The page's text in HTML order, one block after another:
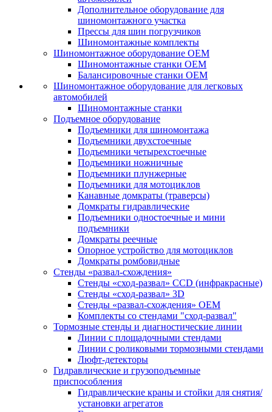
Дополнительное оборудование для
шиномонтажного участка
Прессы для шин погрузчиков
Шиномонтажные комплекты
Шиномонтажное оборудование ОЕМ
Шиномонтажные станки ОЕМ
Балансировочные станки ОЕМ
Шиномонтажное оборудование для легковых
автомобилей
Шиномонтажные станки
Подъемное оборудование
Подъемники для шиномонтажа
Подъемники двухстоечные
Подъемники четырехстоечные
Подъемники ножничные
Подъемники плунжерные
Подъемники для мотоциклов
Канавные домкраты (траверсы)
Домкраты гидравлические
Подъемники одностоечные и мини
подъемники
Домкраты реечные
Опорное устройство для мотоциклов
Домкраты ромбовидные
Стенды «развал-схождения»
Стенды «сход-развал» CCD (инфракрасные)
Стенды «сход-развал» 3D
Стенды «развал-схождения» ОЕМ
Комплекты со стендами "сход-развал"
Тормозные стенды и диагностические линии
Линии с площадочными стендами
Линии с роликовыми тормозными стендами
Люфт-детекторы
Гидравлические и грузоподъемные
приспособления
Гидравлические краны и стойки для снятия/
установки агрегатов